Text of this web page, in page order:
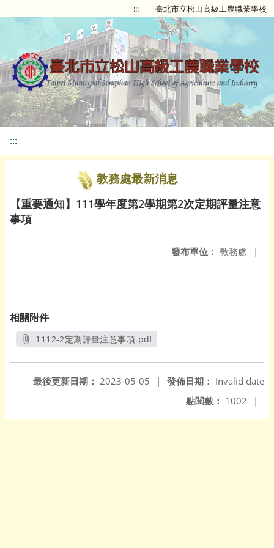
::: 臺北市立松山高級工農職業學校
:::
教務處最新消息
【重要通知】111學年度第2學期第2次定期評量注意
事項
發布單位： 教務處 |
相關附件
1112-2定期評量注意事項.pdf
發佈日期： Invalid date
最後更新日期： 2023-05-05
|
點閱數： 1002 |